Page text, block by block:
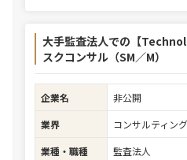
大手監査法人での【
スクコンサル（SM／M）
企業名
非公開
業界
コンサルティン
業種・職種
監査法人